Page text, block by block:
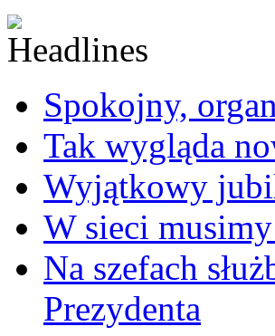
Spokojny,
Tak wygląda
Wyjątkowy
W sieci
Na szefach
Prezydenta